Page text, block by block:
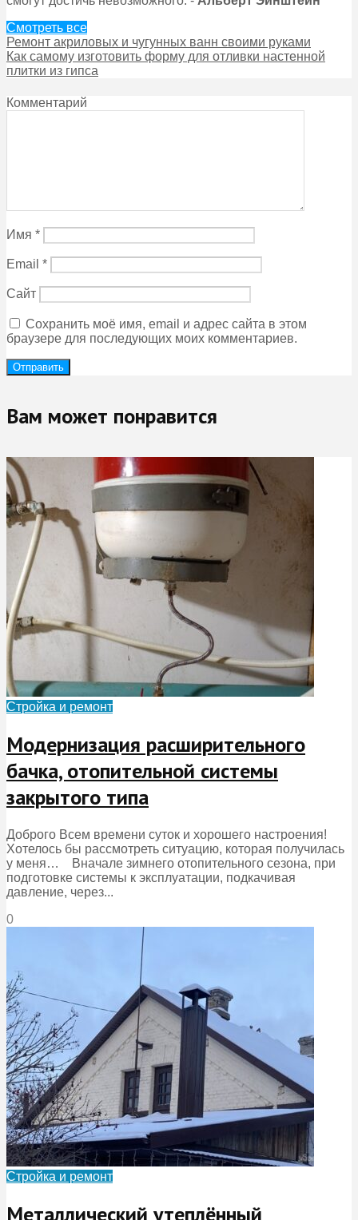
Смотреть все
Ремонт акриловых и чугунных ванн своими руками
Как самому изготовить форму для отливки настенной
плитки из гипса
Комментарий
Имя *
Email *
Сайт
Сохранить моё имя, email и адрес сайта в этом
браузере для последующих моих комментариев.
Вам может понравится
Стройка и ремонт
Модернизация расширительного
бачка, отопительной системы
закрытого типа
Доброго Всем времени суток и хорошего настроения!
Хотелось бы рассмотреть ситуацию, которая получилась
у меня… Вначале зимнего отопительного сезона, при
подготовке системы к эксплуатации, подкачивая
давление, через...
0
Стройка и ремонт
Металлический утеплённый